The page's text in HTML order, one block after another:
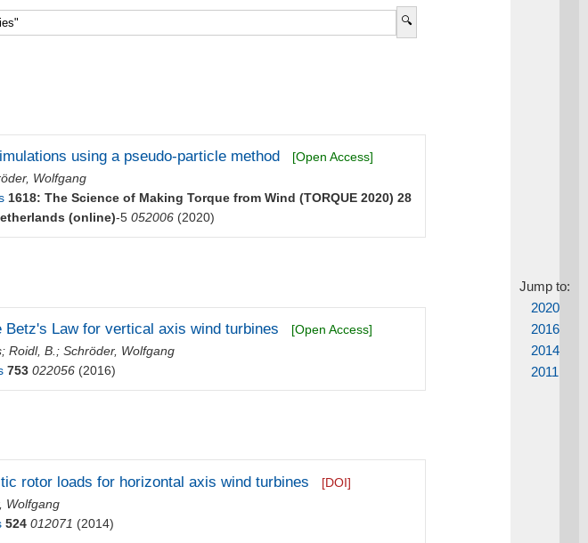
Jump to:
2020
2016
2014
2011
using a pseudo-particle method
[Open Access]
Wolfgang
1618: The Science of Making Torque from Wind (TORQUE 2020) 28
(online)-5 052006 (2020)
Law for vertical axis wind turbines
[Open Access]
;Roidl, B. ;Schröder, Wolfgang
753 022056 (2016)
rotor loads for horizontal axis wind turbines
[DOI]
Wolfgang
524 012071 (2014)